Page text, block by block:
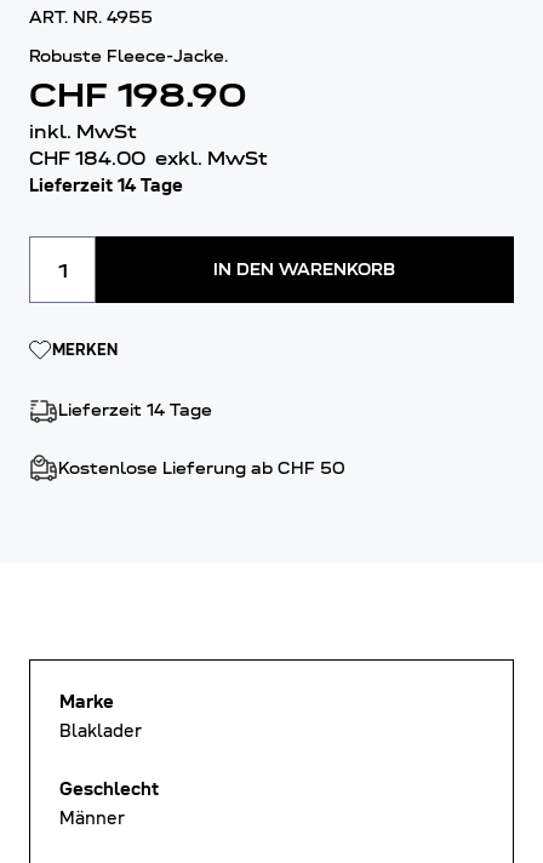
ART. NR. 4955
Robuste Fleece-Jacke.
CHF 198.90
inkl. MwSt
CHF 184.00 exkl. MwSt
Lieferzeit 14 Tage
IN DEN WARENKORB
MERKEN
Lieferzeit 14 Tage
Kostenlose Lieferung ab CHF 50
Marke
Blaklader
Geschlecht
Männer